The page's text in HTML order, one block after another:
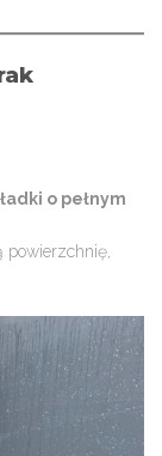
o pełnym
powierzchnię,